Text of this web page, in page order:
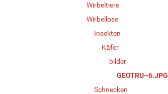
Wirbeltiere
Wirbellose
Insekten
Käfer
bilder
GEOTRU~6.JPG
Schnecken